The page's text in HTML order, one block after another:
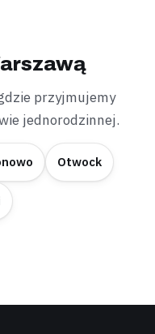
przyjmujemy
jednorodzinnej.
Otwock